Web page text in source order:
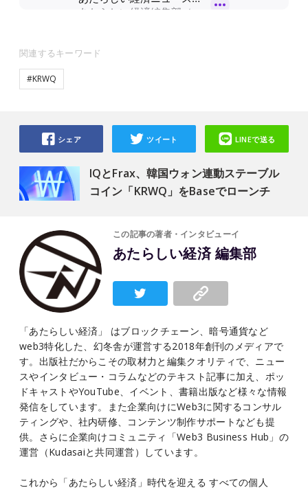
関連するキーワード
#KRWQ
IQとFrax、韓国ウォン連動ステーブル
コイン「KRWQ」をBaseでローンチ
シェア ツイート LINEで送る
この記事の著者・インタビューイ
あたらしい経済 編集部
「あたらしい経済」 はブロックチェーン、暗号通貨など
web3特化した、幻冬舎が運営する2018年創刊のメディアで
す。出版社だからこその取材力と編集クオリティで、ニュー
スやインタビュー・コラムなどのテキスト記事に加え、ポッ
ドキャストやYouTube、イベント、書籍出版など様々な情報
発信をしています。また企業向けにWeb3に関するコンサル
ティングや、社内研修、コンテンツ制作サポートなども提
供。さらに企業向けコミュニティ「Web3 Business Hub」の
運営（Kudasaiと共同運営）しています。
これから「あたらしい経済」時代を迎える すべての個人